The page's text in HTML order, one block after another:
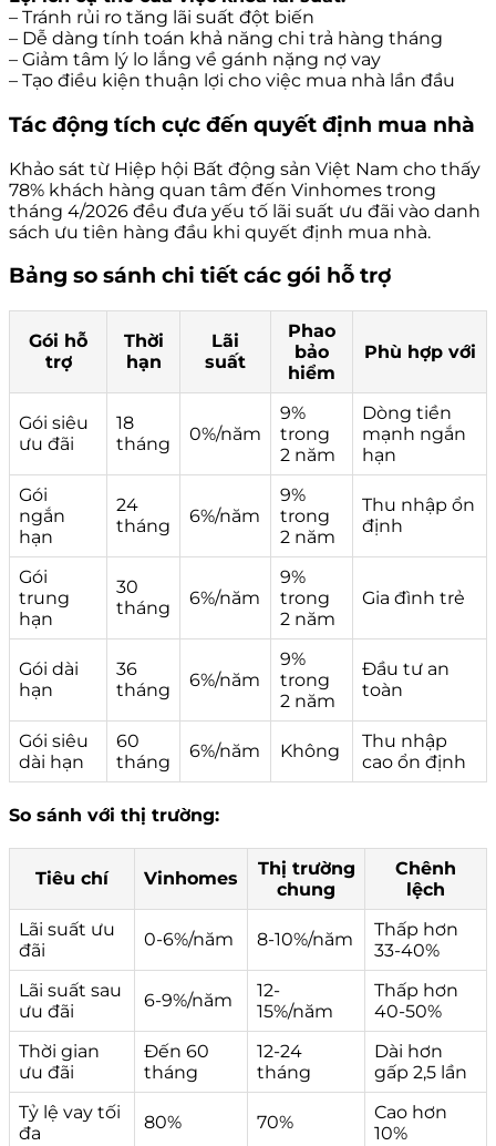
– Tránh rủi ro tăng lãi suất đột biến
– Dễ dàng tính toán khả năng chi trả hàng tháng
– Giảm tâm lý lo lắng về gánh nặng nợ vay
– Tạo điều kiện thuận lợi cho việc mua nhà lần đầu
Tác động tích cực đến quyết định mua nhà
Khảo sát từ Hiệp hội Bất động sản Việt Nam cho thấy
78% khách hàng quan tâm đến Vinhomes trong
tháng 4/2026 đều đưa yếu tố lãi suất ưu đãi vào danh
sách ưu tiên hàng đầu khi quyết định mua nhà.
Bảng so sánh chi tiết các gói hỗ trợ
Gói hỗ
trợ
Thời
hạn
Lãi
suất
Phao
bảo
hiểm
Phù hợp với
Gói siêu
ưu đãi
18
tháng
0%/năm
9%
trong
2 năm
Dòng tiền
mạnh ngắn
hạn
Gói
ngắn
hạn
24
tháng
6%/năm
9%
trong
2 năm
Thu nhập ổn
định
Gói
trung
hạn
30
tháng
6%/năm
9%
trong
2 năm
Gia đình trẻ
Gói dài
hạn
36
tháng
6%/năm
9%
trong
2 năm
Đầu tư an
toàn
Gói siêu
dài hạn
60
tháng
6%/năm Không
Thu nhập
cao ổn định
So sánh với thị trường:
Tiêu chí Vinhomes
Thị trường
chung
Chênh
lệch
Lãi suất ưu
đãi
0-6%/năm 8-10%/năm
Thấp hơn
33-40%
Lãi suất sau
ưu đãi
6-9%/năm
12-
15%/năm
Thấp hơn
40-50%
Thời gian
ưu đãi
Đến 60
tháng
12-24
tháng
Dài hơn
gấp 2,5 lần
Tỷ lệ vay tối
đa
80% 70%
Cao hơn
10%